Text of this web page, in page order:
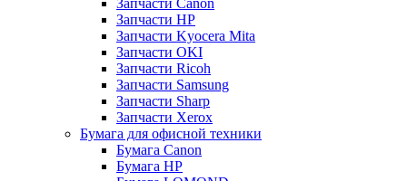
Запчасти Canon
Запчасти HP
Запчасти Kyocera Mita
Запчасти OKI
Запчасти Ricoh
Запчасти Samsung
Запчасти Sharp
Запчасти Xerox
Бумага для офисной техники
Бумага Canon
Бумага HP